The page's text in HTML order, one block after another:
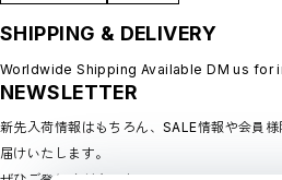
LOGIN
SHIPPING & DELIVERY
Worldwide Shipping Available DM us for
NEWSLETTER
新先入荷情報はもちろん、SALE情報や会員
届けいたします。